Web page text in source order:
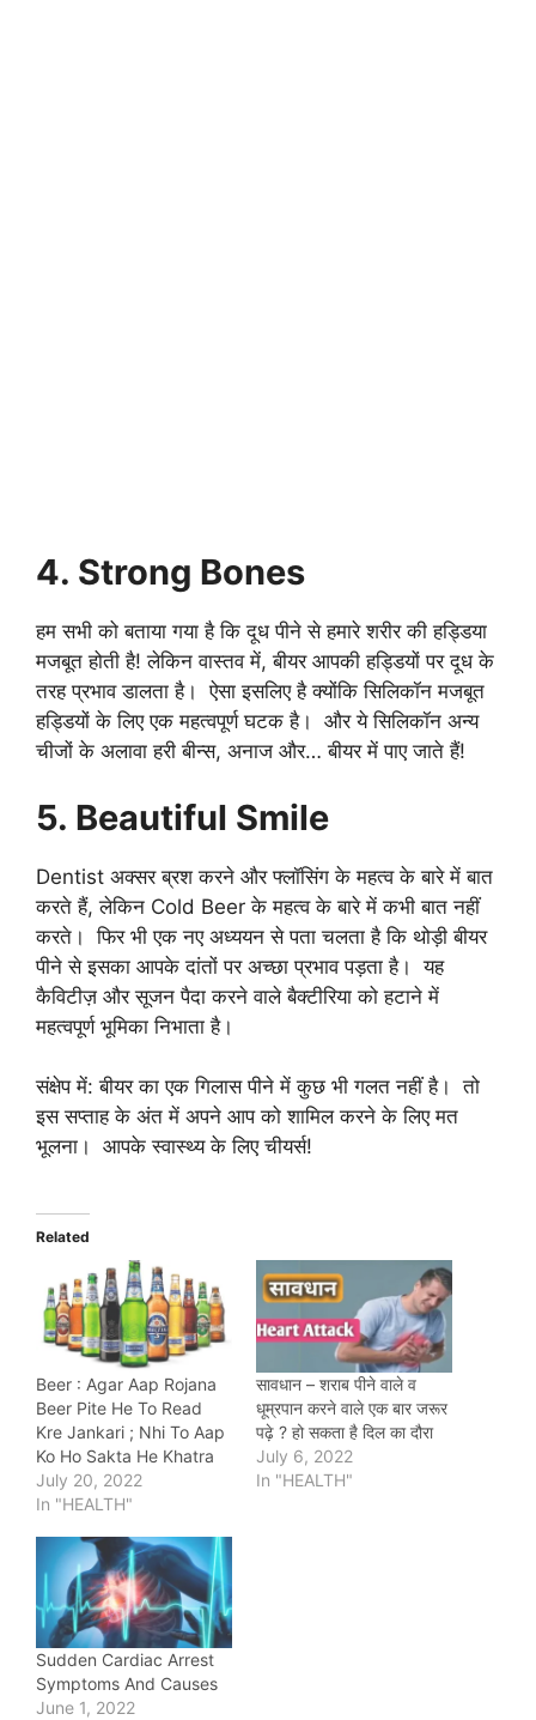
4. Strong Bones
हम सभी को बताया गया है कि दूध पीने से हमारे शरीर की हड्डिया
मजबूत होती है! लेकिन वास्तव में, बीयर आपकी हड्डियों पर दूध के
तरह प्रभाव डालता है। ऐसा इसलिए है क्योंकि सिलिकॉन मजबूत
हड्डियों के लिए एक महत्वपूर्ण घटक है। और ये सिलिकॉन अन्य
चीजों के अलावा हरी बीन्स, अनाज और… बीयर में पाए जाते हैं!
5. Beautiful Smile
Dentist अक्सर ब्रश करने और फ्लॉसिंग के महत्व के बारे में बात
करते हैं, लेकिन Cold Beer के महत्व के बारे में कभी बात नहीं
करते। फिर भी एक नए अध्ययन से पता चलता है कि थोड़ी बीयर
पीने से इसका आपके दांतों पर अच्छा प्रभाव पड़ता है। यह
कैविटीज़ और सूजन पैदा करने वाले बैक्टीरिया को हटाने में
महत्वपूर्ण भूमिका निभाता है।
संक्षेप में: बीयर का एक गिलास पीने में कुछ भी गलत नहीं है। तो
इस सप्ताह के अंत में अपने आप को शामिल करने के लिए मत
भूलना। आपके स्वास्थ्य के लिए चीयर्स!
Related
Beer : Agar Aap Rojana
Beer Pite He To Read
Kre Jankari ; Nhi To Aap
Ko Ho Sakta He Khatra
July 20, 2022
In "HEALTH"
सावधान – शराब पीने वाले व
धूम्रपान करने वाले एक बार जरूर
पढ़े ? हो सकता है दिल का दौरा
July 6, 2022
In "HEALTH"
Sudden Cardiac Arrest
Symptoms And Causes
June 1, 2022